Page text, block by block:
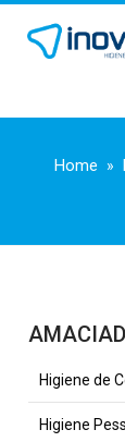
Home
Higiene de
Higiene